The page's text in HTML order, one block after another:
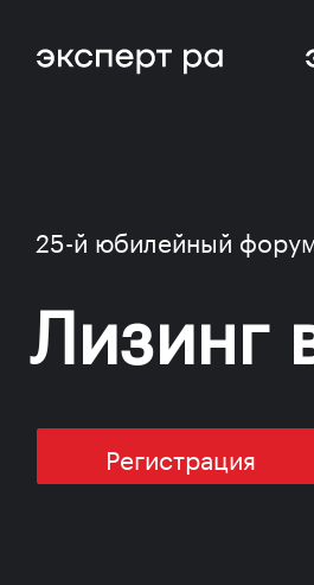
25-й юбилейный
Лизинг
Регистрация